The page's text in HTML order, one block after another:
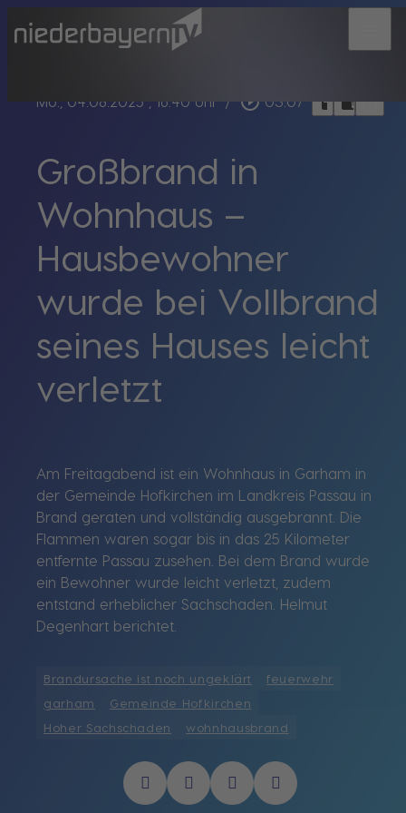
Mo., 04.08.2025 , 16:40 Uhr / play_circle_outline 03:07 headphoneschrome_reader_modebookmark_border
Großbrand in
Wohnhaus –
Hausbewohner
wurde bei Vollbrand
seines Hauses leicht
verletzt
Am Freitagabend ist ein Wohnhaus in Garham in
der Gemeinde Hofkirchen im Landkreis Passau in
Brand geraten und vollständig ausgebrannt. Die
Flammen waren sogar bis in das 25 Kilometer
entfernte Passau zusehen. Bei dem Brand wurde
ein Bewohner wurde leicht verletzt, zudem
entstand erheblicher Sachschaden. Helmut
Degenhart berichtet.
Brandursache ist noch ungeklärt
feuerwehr
garham
Gemeinde Hofkirchen
Hoher Sachschaden
wohnhausbrand